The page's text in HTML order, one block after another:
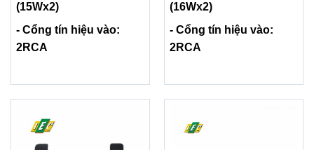
(15Wx2)
- Cổng tín hiệu vào:
2RCA
(16Wx2)
- Cổng tín hiệu vào:
2RCA